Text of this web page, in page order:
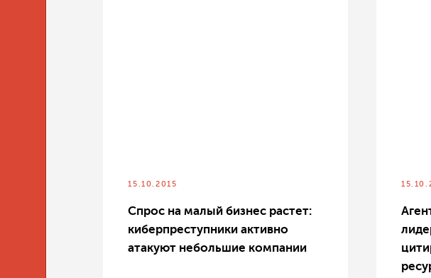
15.10.2015
Спрос на малый бизнес растет:
киберпреступники активно
атакуют небольшие компании